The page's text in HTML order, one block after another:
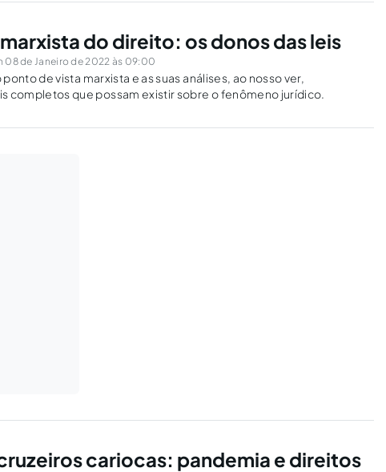
do direito: os donos das leis
08 de Janeiro de 2022 às 09:00
de vista marxista e as suas análises, ao nosso ver,
completos que possam existir sobre o fenômeno jurídico.
cariocas: pandemia e direitos